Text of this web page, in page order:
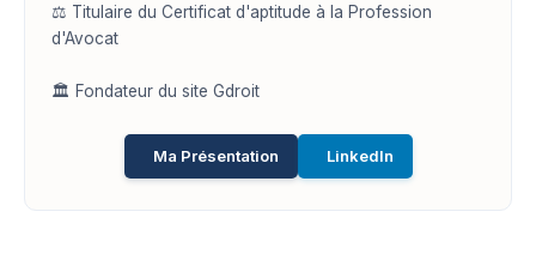
⚖️ Titulaire du Certificat d'aptitude à la Profession
d'Avocat
🏛️ Fondateur du site Gdroit
Ma Présentation LinkedIn